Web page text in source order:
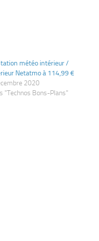
météo intérieur /
Netatmo à 114,99 €
2020
"Technos Bons-Plans"